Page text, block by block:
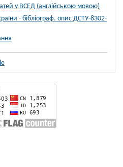
у ВСЕД (англійською мовою)
- бібліограф. опис ДСТУ-8302-